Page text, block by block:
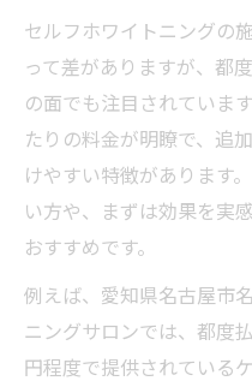
セルフホワイトニングの
って差がありますが、都
の面でも注目されていま
たりの料金が明瞭で、追
けやすい特徴があります
い方や、まずは効果を実
おすすめです。
例えば、愛知県名古屋市
ニングサロンでは、都度
円程度で提供されている